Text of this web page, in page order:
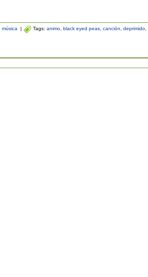
música | Tags: animo black eyed peas canción deprimido